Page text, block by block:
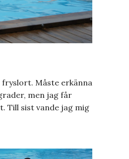
fryslort. Måste erkänna
men jag får
Till sist vande jag mig